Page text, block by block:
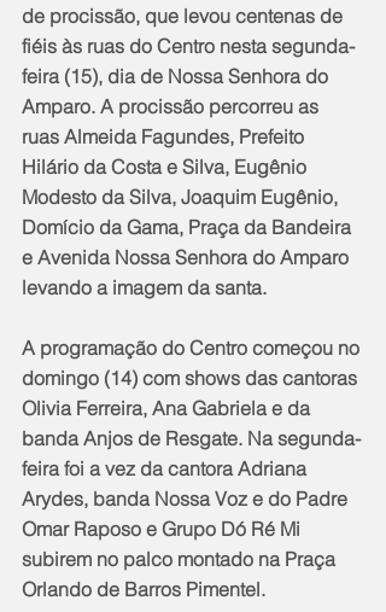
de procissão, que levou centenas de
fiéis às ruas do Centro nesta segunda-
feira (15), dia de Nossa Senhora do
Amparo. A procissão percorreu as
ruas Almeida Fagundes, Prefeito
Hilário da Costa e Silva, Eugênio
Modesto da Silva, Joaquim Eugênio,
Domício da Gama, Praça da Bandeira
e Avenida Nossa Senhora do Amparo
levando a imagem da santa.
A programação do Centro começou no
domingo (14) com shows das cantoras
Olivia Ferreira, Ana Gabriela e da
banda Anjos de Resgate. Na segunda-
feira foi a vez da cantora Adriana
Arydes, banda Nossa Voz e do Padre
Omar Raposo e Grupo Dó Ré Mi
subirem no palco montado na Praça
Orlando de Barros Pimentel.